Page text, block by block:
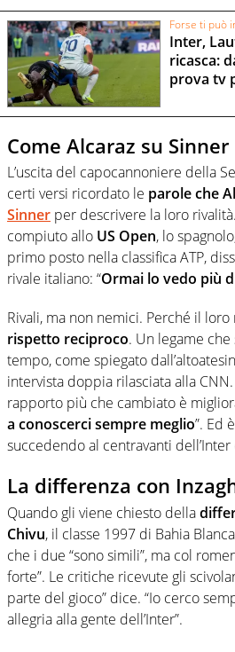
Forse ti può
Inter,
ricasca:
prova tv
Come Alcaraz su Sinner
L’uscita del capocannoniere della
certi versi ricordato le parole che
Sinner per descrivere la loro
compiuto allo US Open, lo
primo posto nella classifica ATP,
rivale italiano: “Ormai lo vedo più
Rivali, ma non nemici. Perché il
rispetto reciproco. Un legame
tempo, come spiegato
intervista doppia rilasciata alla
rapporto più che cambiato è
a conoscerci sempre meglio”. Ed
succedendo al centravanti
La differenza con
Quando gli viene chiesto della
Chivu, il classe 1997 di Bahia
che i due “sono simili”, ma col
forte”. Le critiche ricevute gli
parte del gioco” dice. “Io cerco
allegria alla gente dell’Inter”.